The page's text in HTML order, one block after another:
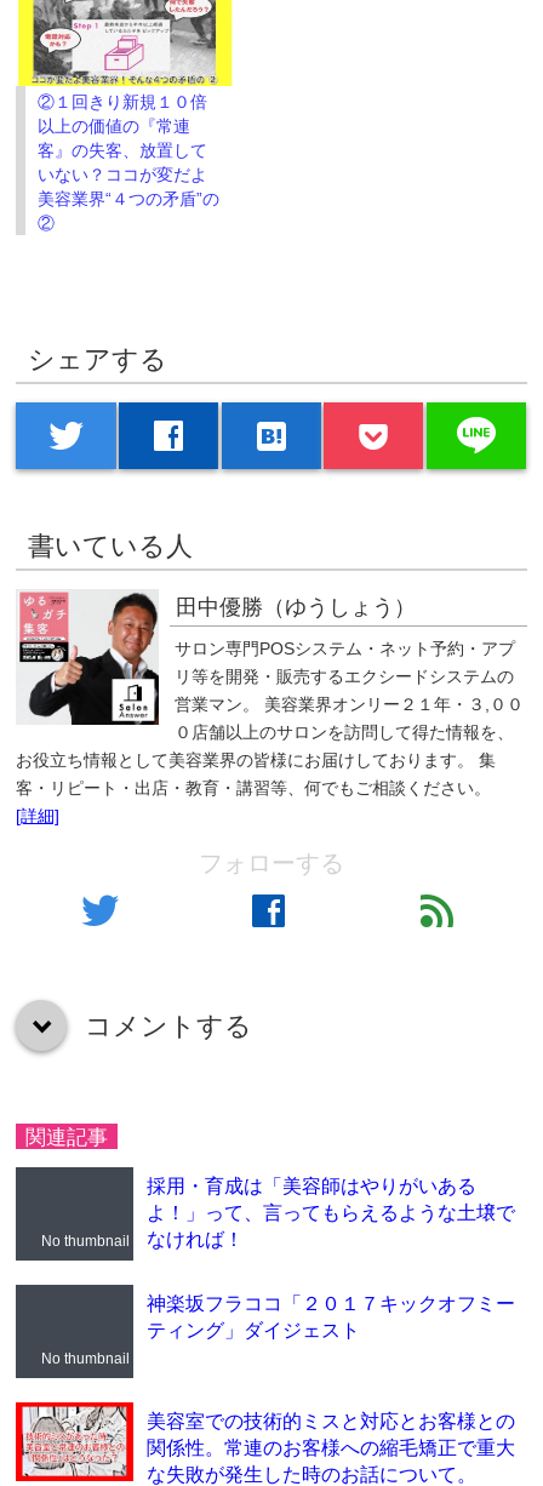
ま
す)
②１回きり新規１０倍
以上の価値の『常連
客』の失客、放置して
いない？ココが変だよ
美容業界“４つの矛盾”の
②
シェアする
twitter facebook hatenabookmark line
書いている人
田中優勝（ゆうしょう）
サロン専門POSシステム・ネット予約・アプ
リ等を開発・販売するエクシードシステムの
営業マン。 美容業界オンリー２１年・３,００
０店舗以上のサロンを訪問して得た情報を、
お役立ち情報として美容業界の皆様にお届けしております。 集
客・リピート・出店・教育・講習等、何でもご相談ください。
[詳細]
フォローする
twitter facebook feed
down コメントする
関連記事
No thumbnail
採用・育成は「美容師はやりがいある
よ！」って、言ってもらえるような土壌で
なければ！
No thumbnail
神楽坂フラココ「２０１７キックオフミー
ティング」ダイジェスト
美容室での技術的ミスと対応とお客様との
関係性。常連のお客様への縮毛矯正で重大
な失敗が発生した時のお話について。